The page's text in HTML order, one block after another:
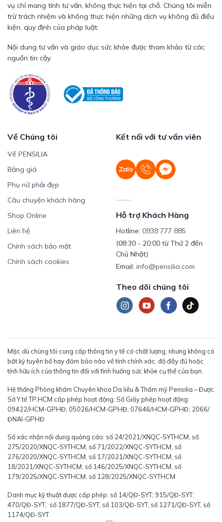
vụ chỉ mang tính tư vấn, không thực hiện tại chỗ. Chúng tôi miễn
trừ trách nhiệm và không thực hiện những dịch vụ không đủ điều
kiện, quy định của pháp luật.
Nội dung tư vấn và giáo dục sức khỏe được tham khảo từ các
nguồn tin cậy.
Về Chúng tôi
Về PENSILIA
Bảng giá
Phụ nữ phải đẹp
Câu chuyện khách hàng
Shop Online
Liên hệ
Chính sách bảo mật
Chính sách cookies
Kết nối với tư vấn viên
Hỗ trợ Khách Hàng
Hotline: 0938 777 885
(08:30 - 20:00 từ Thứ 2 đến
Chủ Nhật)
Email: info@pensilia.com
Theo dõi chúng tôi
Mặc dù chúng tôi cung cấp thông tin y tế có chất lượng, nhưng không có
bất kỳ tuyên bố hay đảm bảo nào về tính chính xác, độ đầy đủ hoặc
tính hữu ích của thông tin đối với tình huống sức khỏe cụ thể của bạn.
Hệ thống Phòng khám Chuyên khoa Da liễu & Thẩm mỹ Pensilia – Được
Sở Y tế TP.HCM cấp phép hoạt động: Số Giấy phép hoạt động:
09422/HCM-GPHĐ; 05026/HCM-GPHĐ; 07646/HCM-GPHĐ; 2066/
ĐNAI-GPHĐ
Số xác nhận nội dung quảng cáo: số 24/2021/XNQC-SYTHCM, số
275/2020/XNQC-SYTHCM, số 71/2022/XNQC-SYTHCM, số
276/2020/XNQC-SYTHCM, số 17/2021/XNQC-SYTHCM, số
18/2021/XNQC-SYTHCM, số 146/2025/XNQC-SYTHCM, số
179/2025/XNQC-SYTHCM, số 128/2025/XNQC-SYTHCM
Danh mục kỹ thuật được cấp phép: số 14/QĐ-SYT; 915/QĐ-SYT;
470/QĐ-SYT; số 1877/QĐ-SYT, số 103/QĐ-SYT, số 1271/QĐ-SYT, số
1174/QĐ-SYT